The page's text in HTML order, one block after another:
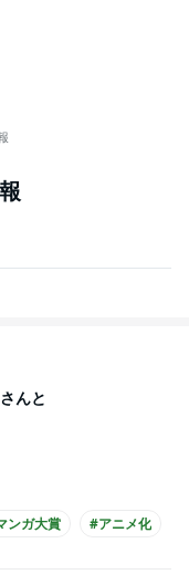
んと
ンガ大賞 #アニメ化